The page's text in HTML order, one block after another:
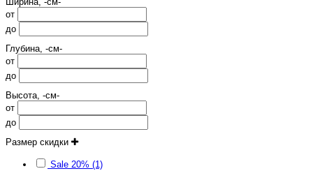
от
до
Глубина, -см-
от
до
Высота, -см-
от
до
Размер скидки
Sale 20% (1)